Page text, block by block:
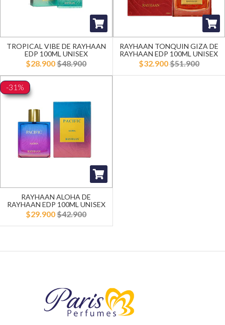
TROPICAL VIBE DE RAYHAAN
EDP 100ML UNISEX
$28.900$48.900
RAYHAAN TONQUIN GIZA DE
RAYHAAN EDP 100ML UNISEX
$32.900$51.900
-31%
RAYHAAN ALOHA DE
RAYHAAN EDP 100ML UNISEX
$29.900$42.900